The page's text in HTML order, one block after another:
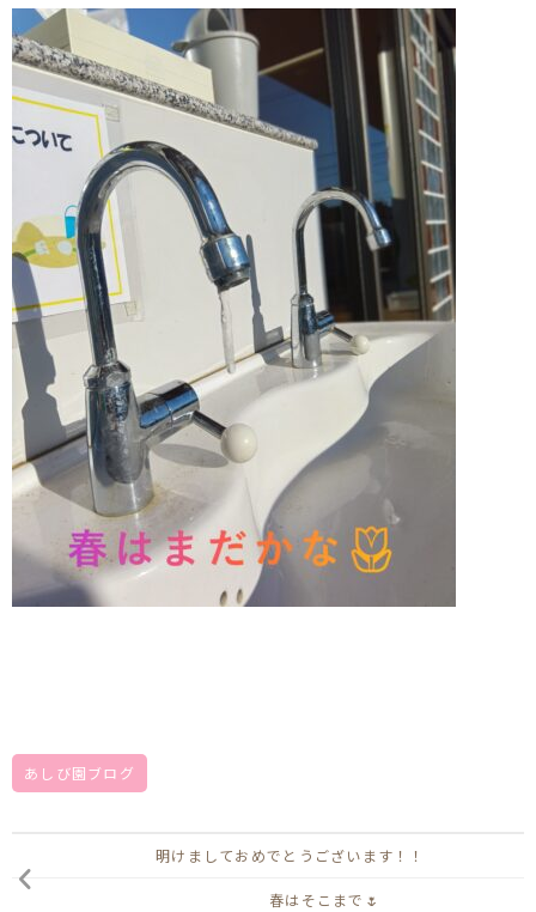
あしび園ブログ
明けましておめでとうございます！！
春はそこまで🌷